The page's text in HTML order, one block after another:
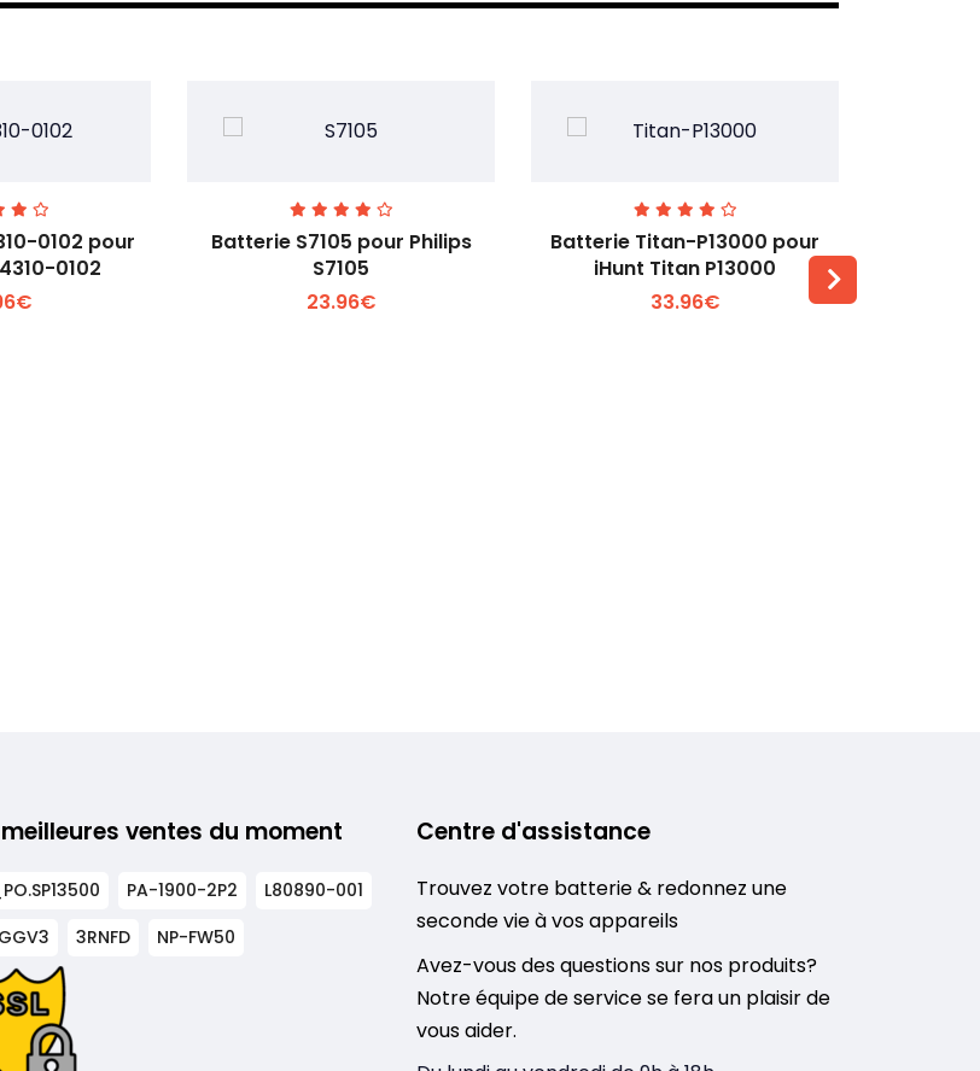
+
0102 pour
0102
Voir plus +
Batterie S7105 pour Philips
S7105
23.96€
Voir plus +
Batterie Titan-P13000 pour
iHunt Titan P13000
33.96€
meilleures ventes du moment
PA-1900-2P2
L80890-001
3RNFD NP-FW50
Centre d'assistance
Trouvez votre batterie & redonnez une
seconde vie à vos appareils
Avez-vous des questions sur nos produits?
Notre équipe de service se fera un plaisir de
vous aider.